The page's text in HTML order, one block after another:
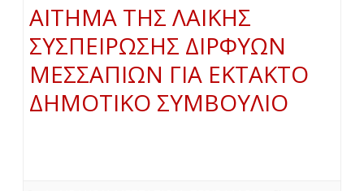
ΑΙΤΗΜΑ ΤΗΣ ΛΑΙΚΗΣ
ΣΥΣΠΕΙΡΩΣΗΣ ΔΙΡΦΥΩΝ
ΜΕΣΣΑΠΙΩΝ ΓΙΑ ΕΚΤΑΚΤΟ
ΔΗΜΟΤΙΚΟ ΣΥΜΒΟΥΛΙΟ